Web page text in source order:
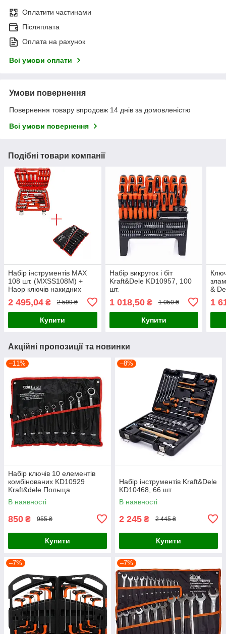
Оплатити частинами
Післяплата
Оплата на рахунок
Всі умови оплати
Умови повернення
Повернення товару впродовж 14 днів за домовленістю
Всі умови повернення
Подібні товари компанії
Набір інструментів MAX
108 шт. (MXSS108M) +
Наор ключів накидних
10шт. 6-32мм Kraft&Dele
KD10929
2 495,04 ₴ 2 599 ₴
Купити
Набір викруток і біт
Kraft&Dele KD10957, 100
шт.
1 018,50₴ 1 050 ₴
Купити
&
1
Акційні пропозиції та новинки
–11%
Набір ключів 10 елементів
комбінованих KD10929
Kraft&dele Польща
В наявності
850 ₴ 955 ₴
Купити
–8%
Набір інструментів Kraft&Dele
KD10468, 66 шт
В наявності
2 245 ₴ 2 445 ₴
Купити
–7% –7%